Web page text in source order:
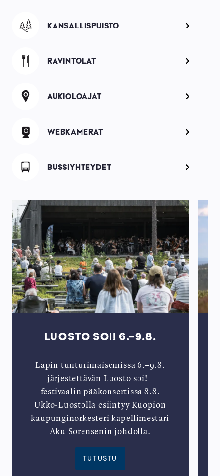
Image
KANSALLISPUISTO
Image
RAVINTOLAT
Image
AUKIOLOAJAT
WEBKAMERAT
Image
BUSSIYHTEYDET
LUOSTO SOI! 6.-9.8.
Lapin tunturimaisemissa 6.–9.8.
järjestettävän Luosto soi! -
festivaalin pääkonsertissa 8.8.
Ukko-Luostolla esiintyy Kuopion
kaupunginorkesteri kapellimestari
Aku Sorensenin johdolla.
TUTUSTU